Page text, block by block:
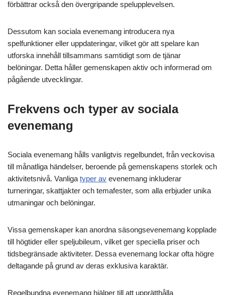
förbättrar också den övergripande spelupplevelsen.
Dessutom kan sociala evenemang introducera nya
spelfunktioner eller uppdateringar, vilket gör att spelare kan
utforska innehåll tillsammans samtidigt som de tjänar
belöningar. Detta håller gemenskapen aktiv och informerad om
pågående utvecklingar.
Frekvens och typer av sociala
evenemang
Sociala evenemang hålls vanligtvis regelbundet, från veckovisa
till månatliga händelser, beroende på gemenskapens storlek och
aktivitetsnivå. Vanliga typer av evenemang inkluderar
turneringar, skattjakter och temafester, som alla erbjuder unika
utmaningar och belöningar.
Vissa gemenskaper kan anordna säsongsevenemang kopplade
till högtider eller speljubileum, vilket ger speciella priser och
tidsbegränsade aktiviteter. Dessa evenemang lockar ofta högre
deltagande på grund av deras exklusiva karaktär.
Regelbundna evenemang hjälper till att upprätthålla